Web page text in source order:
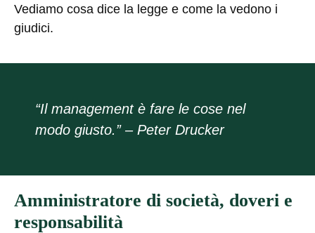
Vediamo cosa dice la legge e come la vedono i
giudici.
“Il management è fare le cose nel
modo giusto.” – Peter Drucker
Amministratore di società, doveri e
responsabilità